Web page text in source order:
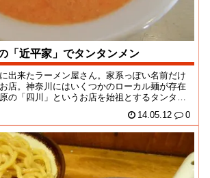
「近平家」でタンタンメン
出来たラーメン屋さん。家系っぽい名前だけ
店。神奈川にはいくつかのローカル麺が存在
の「四川」というお店を始祖とするタンタン
14.05.12 0